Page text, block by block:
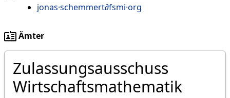
jonas·schemmert∂fsmi·org
Ämter
Zulassungsausschuss
Wirtschaftsmathematik